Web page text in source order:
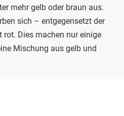
mehr gelb oder braun aus.
sich – entgegensetzt der
Dies machen nur einige
Mischung aus gelb und